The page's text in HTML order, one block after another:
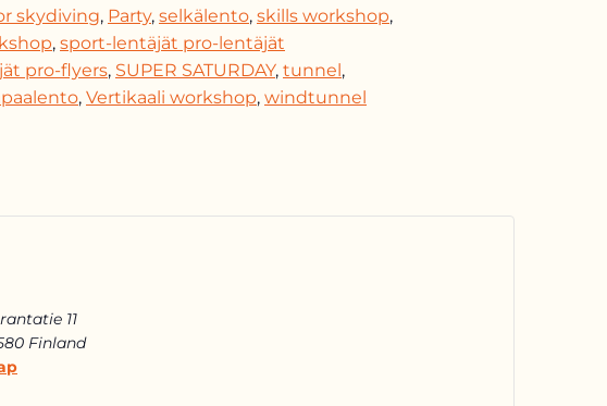
skydiving, Party, selkälento, skills workshop,
, sport-lentäjät pro-lentäjät
pro-flyers, SUPER SATURDAY, tunnel,
, Vertikaali workshop, windtunnel
11
Finland